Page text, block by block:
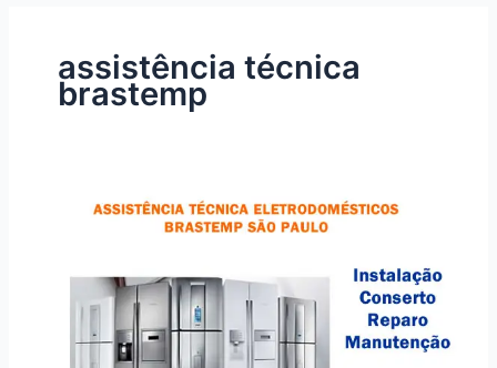
assistência técnica
brastemp